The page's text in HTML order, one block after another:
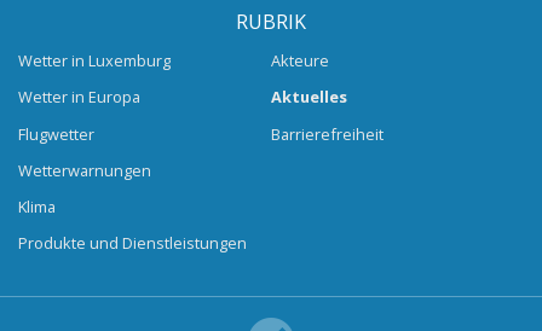
RUBRIK
Wetter in Luxemburg
Wetter in Europa
Flugwetter
Wetterwarnungen
Klima
Produkte und Dienstleistungen
Akteure
Aktuelles
Barrierefreiheit